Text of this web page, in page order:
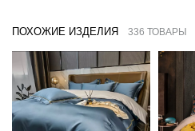
ПОХОЖИЕ ИЗДЕЛИЯ 336 ТОВАРЫ